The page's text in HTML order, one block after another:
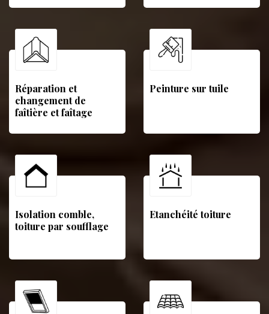
Réparation et
changement de
faîtière et faîtage
Peinture sur tuile
Isolation comble,
toiture par soufflage
Etanchéité toiture